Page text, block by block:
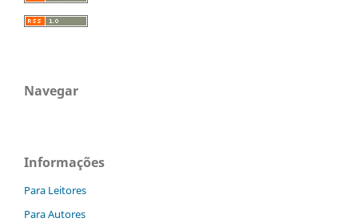
Navegar
Informações
Para Leitores
Para Autores